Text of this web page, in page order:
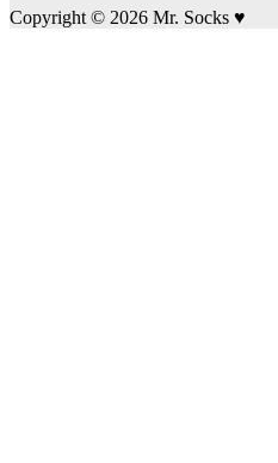
Copyright © 2026 Mr. Socks ♥